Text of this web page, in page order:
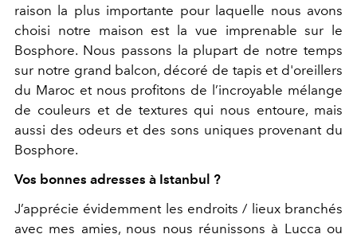
raison la plus importante pour laquelle nous avons
choisi notre maison est la vue imprenable sur le
Bosphore. Nous passons la plupart de notre temps
sur notre grand balcon, décoré de tapis et d'oreillers
du Maroc et nous profitons de l’incroyable mélange
de couleurs et de textures qui nous entoure, mais
aussi des odeurs et des sons uniques provenant du
Bosphore.
Vos bonnes adresses à Istanbul ?
J’apprécie évidemment les endroits / lieux branchés
avec mes amies, nous nous réunissons à Lucca ou